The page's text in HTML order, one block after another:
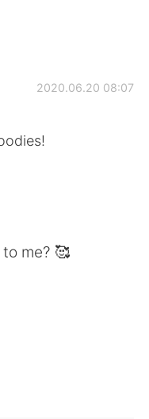
2020.06.20 08:07
me? 🥰